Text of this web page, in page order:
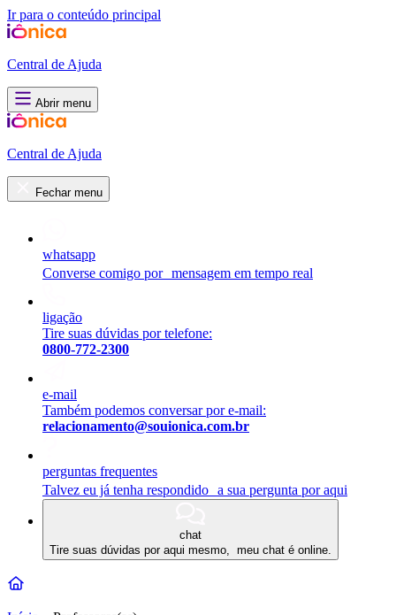
Ir para o conteúdo principal
Central de Ajuda
Abrir menu
Central de Ajuda
Fechar menu
whatsapp
Converse comigo por mensagem em tempo real
ligação
Tire suas dúvidas por telefone:
0800-772-2300
e-mail
Também podemos conversar por e-mail:
relacionamento@souionica.com.br
perguntas frequentes
Talvez eu já tenha respondido a sua pergunta por aqui
chat
Tire suas dúvidas por aqui mesmo, meu chat é online.